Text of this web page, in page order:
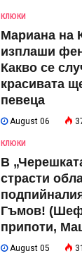
КЛЮКИ
Мариана на
изплаши
Какво се
красивата
певеца
August 06
КЛЮКИ
В
страсти
Гъмов!
припоти,
August 05